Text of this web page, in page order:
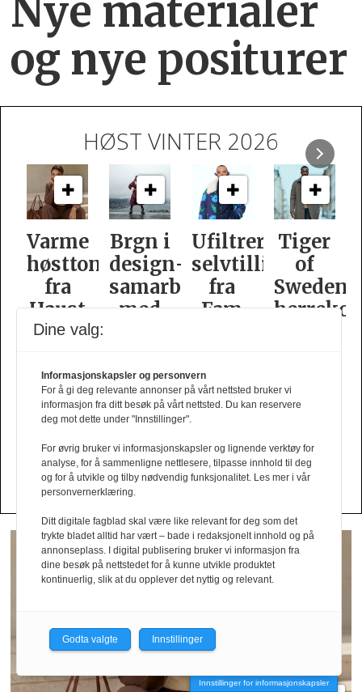
Nye materialer
og nye positurer
HØST VINTER 2026
Brgn i
design­
samarbeid
med
Tinashe
Ufiltrert
selvtillit
fra
Fam
Tiger
of
Swedens
herrekolleksjon
Slik
er
dame­
Sweden
Din kolleksjon her?
Send oss en mail!
Innstillinger for informasjonskapsler
Dine valg:
Informasjonskapsler og personvern
For å gi deg relevante annonser på vårt nettsted bruker vi
informasjon fra ditt besøk på vårt nettsted. Du kan reservere
deg mot dette under "Innstillinger".
For øvrig bruker vi informasjonskapsler og lignende verktøy for
analyse, for å sammenligne nettlesere, tilpasse innhold til deg
og for å utvikle og tilby nødvendig funksjonalitet. Les mer i vår
personvernerklæring.
Ditt digitale fagblad skal være like relevant for deg som det
trykte bladet alltid har vært – bade i redaksjonelt innhold og på
annonseplass. I digital publisering bruker vi informasjon fra
dine besøk på nettstedet for å kunne utvikle produktet
kontinuerlig, slik at du opplever det nyttig og relevant.
Godta valgte Innstillinger